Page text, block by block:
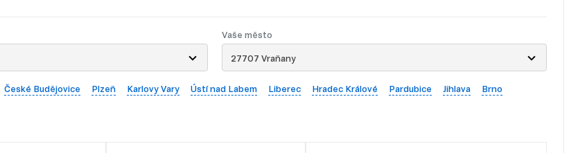
Vaše město
27707 Vraňany
České Budějovice Plzeň Karlovy Vary Ústí nad Labem Liberec Hradec Králové Pardubice Jihlava
Brno